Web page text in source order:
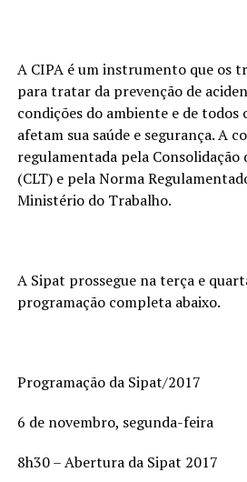
A CIPA é um instrumento que os
para tratar da prevenção de
condições do ambiente e de todos
afetam sua saúde e segurança. A
regulamentada pela Consolidação
(CLT) e pela Norma
Ministério do Trabalho.
A Sipat prossegue na terça e
programação completa abaixo.
Programação da Sipat/2017
6 de novembro, segunda-feira
8h30 – Abertura da Sipat 2017